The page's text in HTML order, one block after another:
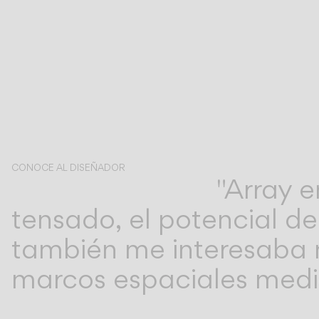
CONOCE AL DISEÑADOR
"Array
tensado, el potencial
también me interesaba
marcos espaciales